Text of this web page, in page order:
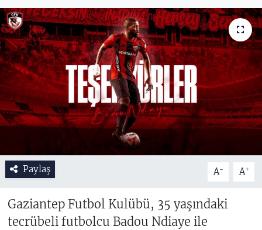
Paylaş A- A+
Gaziantep Futbol Kulübü, 35 yaşındaki
tecrübeli futbolcu Badou Ndiaye ile